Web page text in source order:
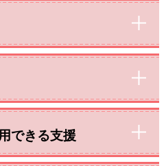
できる支援